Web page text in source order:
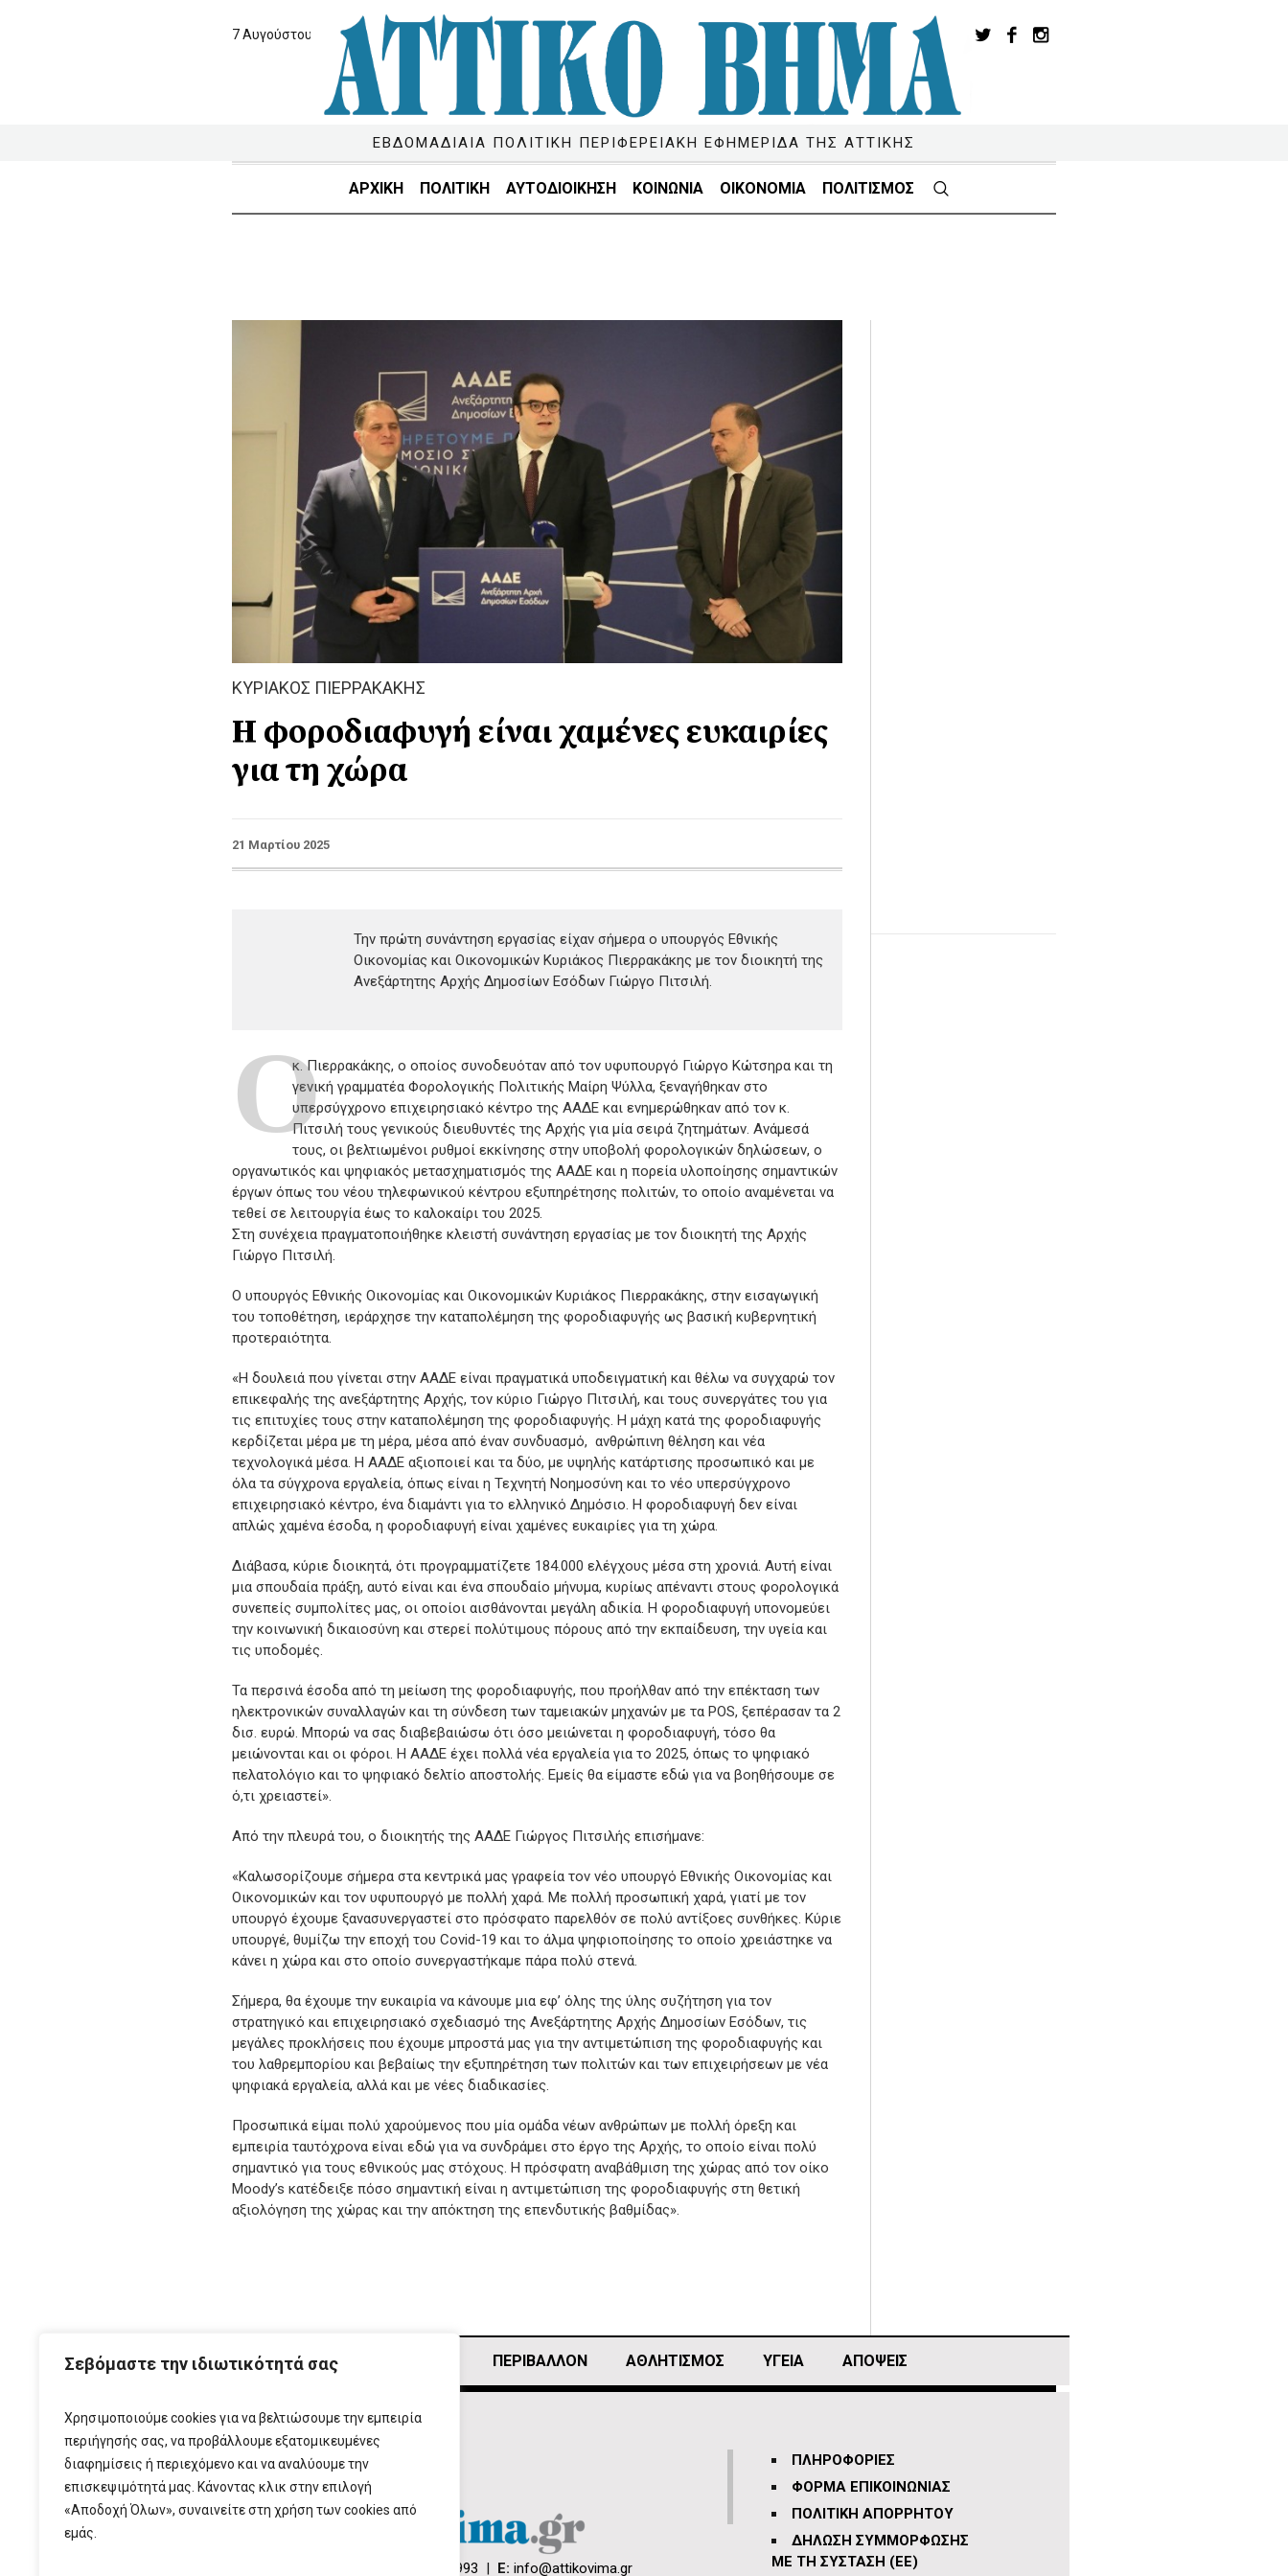
Σεβόμαστε την ιδιωτικότητά σας
Χρησιμοποιούμε cookies για να βελτιώσουμε την εμπειρία
περιήγησής σας, να προβάλλουμε εξατομικευμένες
διαφημίσεις ή περιεχόμενο και να αναλύουμε την
επισκεψιμότητά μας. Κάνοντας κλικ στην επιλογή
«Αποδοχή Όλων», συναινείτε στη χρήση των cookies από
εμάς.
7 Αυγούστου 2026
ΕΒΔΟΜΑΔΙΑΙΑ ΠΟΛΙΤΙΚΗ ΠΕΡΙΦΕΡΕΙΑΚΗ ΕΦΗΜΕΡΙΔΑ ΤΗΣ ΑΤΤΙΚΗΣ
ΑΡΧΙΚΗ ΠΟΛΙΤΙΚΗ ΑΥΤΟΔΙΟΙΚΗΣΗ ΚΟΙΝΩΝΙΑ ΟΙΚΟΝΟΜΙΑ ΠΟΛΙΤΙΣΜΟΣ
ΚΥΡΙΑΚΟΣ ΠΙΕΡΡΑΚΑΚΗΣ
Η φοροδιαφυγή είναι χαμένες ευκαιρίες
για τη χώρα
21 Μαρτίου 2025
Την πρώτη συνάντηση εργασίας είχαν σήμερα ο υπουργός Εθνικής
Οικονομίας και Οικονομικών Κυριάκος Πιερρακάκης με τον διοικητή της
Ανεξάρτητης Αρχής Δημοσίων Εσόδων Γιώργο Πιτσιλή.
Οκ. Πιερρακάκης, ο οποίος συνοδευόταν από τον υφυπουργό Γιώργο Κώτσηρα και τη
γενική γραμματέα Φορολογικής Πολιτικής Μαίρη Ψύλλα, ξεναγήθηκαν στο
υπερσύγχρονο επιχειρησιακό κέντρο της ΑΑΔΕ και ενημερώθηκαν από τον κ.
Πιτσιλή τους γενικούς διευθυντές της Αρχής για μία σειρά ζητημάτων. Ανάμεσά
τους, οι βελτιωμένοι ρυθμοί εκκίνησης στην υποβολή φορολογικών δηλώσεων, ο
οργανωτικός και ψηφιακός μετασχηματισμός της ΑΑΔΕ και η πορεία υλοποίησης σημαντικών
έργων όπως του νέου τηλεφωνικού κέντρου εξυπηρέτησης πολιτών, το οποίο αναμένεται να
τεθεί σε λειτουργία έως το καλοκαίρι του 2025.
Στη συνέχεια πραγματοποιήθηκε κλειστή συνάντηση εργασίας με τον διοικητή της Αρχής
Γιώργο Πιτσιλή.
Ο υπουργός Εθνικής Οικονομίας και Οικονομικών Κυριάκος Πιερρακάκης, στην εισαγωγική
του τοποθέτηση, ιεράρχησε την καταπολέμηση της φοροδιαφυγής ως βασική κυβερνητική
προτεραιότητα.
«Η δουλειά που γίνεται στην ΑΑΔΕ είναι πραγματικά υποδειγματική και θέλω να συγχαρώ τον
επικεφαλής της ανεξάρτητης Αρχής, τον κύριο Γιώργο Πιτσιλή, και τους συνεργάτες του για
τις επιτυχίες τους στην καταπολέμηση της φοροδιαφυγής. Η μάχη κατά της φοροδιαφυγής
κερδίζεται μέρα με τη μέρα, μέσα από έναν συνδυασμό, ανθρώπινη θέληση και νέα
τεχνολογικά μέσα. Η ΑΑΔΕ αξιοποιεί και τα δύο, με υψηλής κατάρτισης προσωπικό και με
όλα τα σύγχρονα εργαλεία, όπως είναι η Τεχνητή Νοημοσύνη και το νέο υπερσύγχρονο
επιχειρησιακό κέντρο, ένα διαμάντι για το ελληνικό Δημόσιο. Η φοροδιαφυγή δεν είναι
απλώς χαμένα έσοδα, η φοροδιαφυγή είναι χαμένες ευκαιρίες για τη χώρα.
Διάβασα, κύριε διοικητά, ότι προγραμματίζετε 184.000 ελέγχους μέσα στη χρονιά. Αυτή είναι
μια σπουδαία πράξη, αυτό είναι και ένα σπουδαίο μήνυμα, κυρίως απέναντι στους φορολογικά
συνεπείς συμπολίτες μας, οι οποίοι αισθάνονται μεγάλη αδικία. Η φοροδιαφυγή υπονομεύει
την κοινωνική δικαιοσύνη και στερεί πολύτιμους πόρους από την εκπαίδευση, την υγεία και
τις υποδομές.
Τα περσινά έσοδα από τη μείωση της φοροδιαφυγής, που προήλθαν από την επέκταση των
ηλεκτρονικών συναλλαγών και τη σύνδεση των ταμειακών μηχανών με τα POS, ξεπέρασαν τα 2
δισ. ευρώ. Μπορώ να σας διαβεβαιώσω ότι όσο μειώνεται η φοροδιαφυγή, τόσο θα
μειώνονται και οι φόροι. Η ΑΑΔΕ έχει πολλά νέα εργαλεία για το 2025, όπως το ψηφιακό
πελατολόγιο και το ψηφιακό δελτίο αποστολής. Εμείς θα είμαστε εδώ για να βοηθήσουμε σε
ό,τι χρειαστεί».
Από την πλευρά του, ο διοικητής της ΑΑΔΕ Γιώργος Πιτσιλής επισήμανε:
«Καλωσορίζουμε σήμερα στα κεντρικά μας γραφεία τον νέο υπουργό Εθνικής Οικονομίας και
Οικονομικών και τον υφυπουργό με πολλή χαρά. Με πολλή προσωπική χαρά, γιατί με τον
υπουργό έχουμε ξανασυνεργαστεί στο πρόσφατο παρελθόν σε πολύ αντίξοες συνθήκες. Κύριε
υπουργέ, θυμίζω την εποχή του Covid-19 και το άλμα ψηφιοποίησης το οποίο χρειάστηκε να
κάνει η χώρα και στο οποίο συνεργαστήκαμε πάρα πολύ στενά.
Σήμερα, θα έχουμε την ευκαιρία να κάνουμε μια εφ’ όλης της ύλης συζήτηση για τον
στρατηγικό και επιχειρησιακό σχεδιασμό της Ανεξάρτητης Αρχής Δημοσίων Εσόδων, τις
μεγάλες προκλήσεις που έχουμε μπροστά μας για την αντιμετώπιση της φοροδιαφυγής και
του λαθρεμπορίου και βεβαίως την εξυπηρέτηση των πολιτών και των επιχειρήσεων με νέα
ψηφιακά εργαλεία, αλλά και με νέες διαδικασίες.
Προσωπικά είμαι πολύ χαρούμενος που μία ομάδα νέων ανθρώπων με πολλή όρεξη και
εμπειρία ταυτόχρονα είναι εδώ για να συνδράμει στο έργο της Αρχής, το οποίο είναι πολύ
σημαντικό για τους εθνικούς μας στόχους. Η πρόσφατη αναβάθμιση της χώρας από τον οίκο
Moody’s κατέδειξε πόσο σημαντική είναι η αντιμετώπιση της φοροδιαφυγής στη θετική
αξιολόγηση της χώρας και την απόκτηση της επενδυτικής βαθμίδας».
ΠΕΡΙΒΑΛΛΟΝ ΑΘΛΗΤΙΣΜΌΣ ΥΓΕΙΑ ΑΠΟΨΕΙΣ
210 666 3993 | E: info@attikovima.gr
ΠΛΗΡΟΦΟΡΙΕΣ
ΦΟΡΜΑ ΕΠΙΚΟΙΝΩΝΙΑΣ
ΠΟΛΙΤΙΚΗ ΑΠΟΡΡΗΤΟΥ
ΔΗΛΩΣΗ ΣΥΜΜΟΡΦΩΣΗΣ
ΜΕ ΤΗ ΣΥΣΤΑΣΗ (ΕΕ)